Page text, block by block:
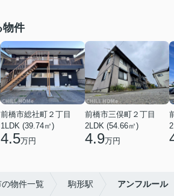
物件
前橋市総社町２丁目
1LDK (39.74㎡)
4.5万円
前橋市三俣町２丁目
2LDK (54.66㎡)
4.9万円
物件一覧 駒形駅 アンフルール